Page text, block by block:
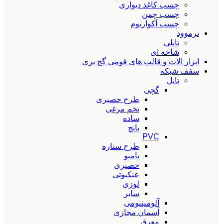
چسب کاغذ دیواری
چسب چمن
چسب آکواریوم
ترموود
تایلی
شاخه ای
ابزار الات و قالب های فومی گچ بری
سقف شبکه
تایل
گچی
طرح حصیری
تخم مرغی
ساده
پانچ
PVC
طرح ستاره
بامبو
حصیری
عنکبوتی
لوزی
سایر
آلومینیومی
آسمان مجازی
معرق